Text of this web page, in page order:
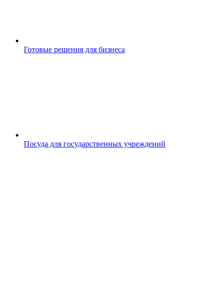
Готовые решения для бизнеса
Посуда для государственных учреждений